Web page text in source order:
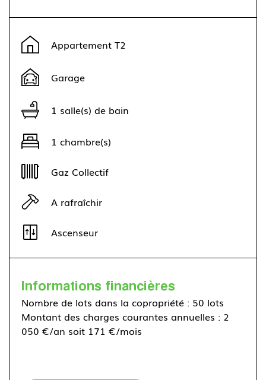
+
−
Appartement T2
Garage
1 salle(s) de bain
1 chambre(s)
Gaz Collectif
A rafraîchir
Ascenseur
Informations financières
Nombre de lots dans la copropriété : 50 lots
Montant des charges courantes annuelles : 2
050 €/an soit 171 €/mois